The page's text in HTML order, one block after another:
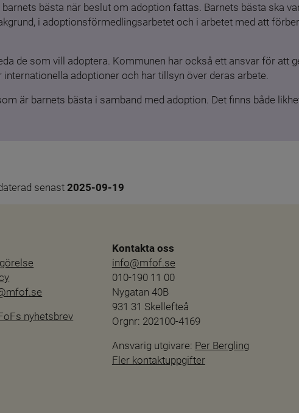
bästa när beslut om adoption fattas. Barnets bästa ska
i adoptionsförmedlingsarbetet och i arbetet med att
de som vill adoptera. Kommunen har också ett ansvar för att
adoptioner och har tillsyn över deras arbete.
är barnets bästa i samband med adoption. Det finns både
senast 2025-09-19
nyhetsbrev
Kontakta oss
info@mfof.se
010-190 11 00
Nygatan 40B
931 31 Skellefteå
Orgnr: 202100-4169
Ansvarig utgivare: Per Bergling
Fler kontaktuppgifter